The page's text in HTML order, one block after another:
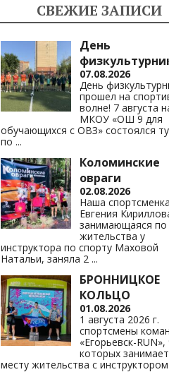
СВЕЖИЕ ЗАПИСИ
День
07.08.2026
День
прошел на
волне! 7 августа
МКОУ «ОШ 9 для
обучающихся с ОВЗ» состоялся
по...
Коломинские
овраги
02.08.2026
Наша спортсменка
Евгения
занимающаяся по
жительства у
инструктора по спорту Маховой
Натальи, заняла 2 ...
БРОННИЦКОЕ
КОЛЬЦО
01.08.2026
1 августа 2026 г.
спортсмены
«Егорьевск-RUN»,
которых
месту жительства с